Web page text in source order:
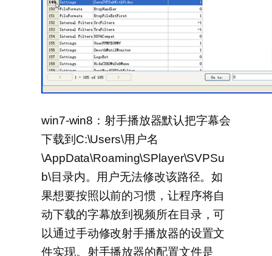
win7-win8：射手播放器默认把字幕会
下载到C:\Users\用户名
\AppData\Roaming\SPlayer\SVPSu
b\目录内。用户无法修改该路径。如
果想要按照以前的习惯，让程序将自
动下载的字幕放到视频所在目录，可
以通过手动修改射手播放器的设置文
件实现。射手播放器的配置文件是